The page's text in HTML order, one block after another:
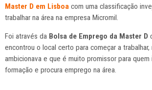
Master D em Lisboa com uma classificação
trabalhar na área na empresa Micromil.
Foi através da Bolsa de Emprego da Master D
encontrou o local certo para começar a
ambicionava e que é muito promissor para quem
formação e procura emprego na área.